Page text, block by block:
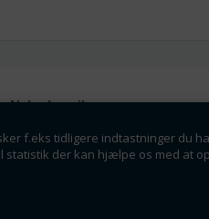
f.eks tidligere indtastninger du
statistik der kan hjælpe os med at
Nyhedsmail
nyhedsbrev og få rabatter og
som en af de første.